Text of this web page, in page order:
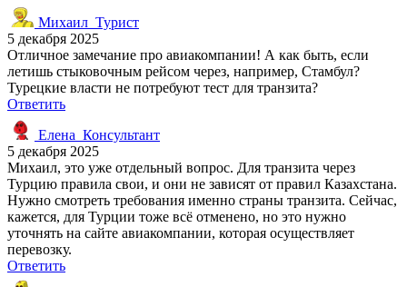
Михаил_Турист
5 декабря 2025
Отличное замечание про авиакомпании! А как быть, если
летишь стыковочным рейсом через, например, Стамбул?
Турецкие власти не потребуют тест для транзита?
Ответить
Елена_Консультант
5 декабря 2025
Михаил, это уже отдельный вопрос. Для транзита через
Турцию правила свои, и они не зависят от правил Казахстана.
Нужно смотреть требования именно страны транзита. Сейчас,
кажется, для Турции тоже всё отменено, но это нужно
уточнять на сайте авиакомпании, которая осуществляет
перевозку.
Ответить